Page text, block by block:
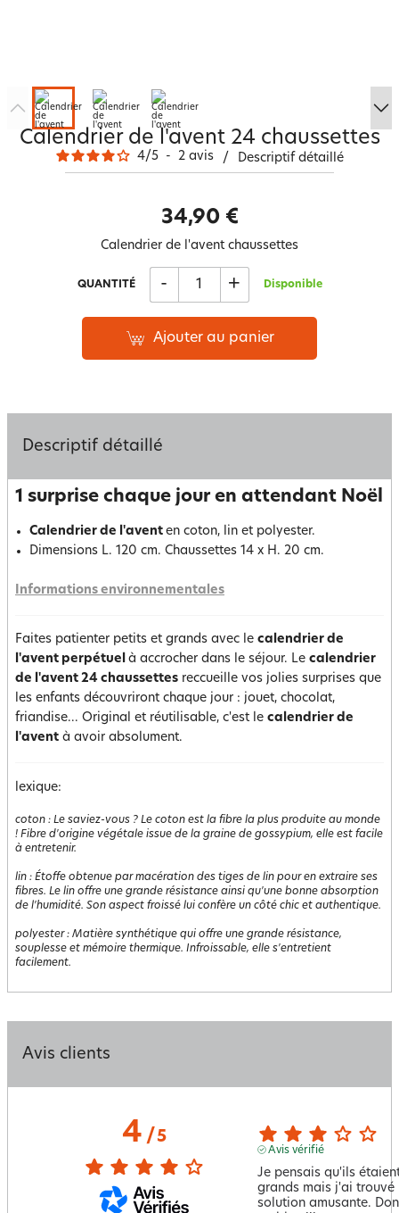
Calendrier de l'avent 24 chaussettes
4/5 - 2 avis / Descriptif détaillé
34,90 €
Calendrier de l'avent chaussettes
QUANTITÉ - + Disponible
Ajouter au panier
Descriptif détaillé
1 surprise chaque jour en attendant Noël
Calendrier de l'avent en coton, lin et polyester.
Dimensions L. 120 cm. Chaussettes 14 x H. 20 cm.
Informations environnementales
Faites patienter petits et grands avec le calendrier de
l'avent perpétuel à accrocher dans le séjour. Le calendrier
de l'avent 24 chaussettes reccueille vos jolies surprises que
les enfants découvriront chaque jour : jouet, chocolat,
friandise... Original et réutilisable, c'est le calendrier de
l'avent à avoir absolument.
lexique:
coton : Le saviez-vous ? Le coton est la fibre la plus produite au monde
! Fibre d'origine végétale issue de la graine de gossypium, elle est facile
à entretenir.
lin : Étoffe obtenue par macération des tiges de lin pour en extraire ses
fibres. Le lin offre une grande résistance ainsi qu'une bonne absorption
de l'humidité. Son aspect froissé lui confère un côté chic et authentique.
polyester: Matière synthétique qui offre une grande résistance,
souplesse et mémoire thermique. Infroissable, elle s'entretient
facilement.
Avis clients
4/ 5
Avis vérifié
Je pensais qu'ils
grands mais j'ai trouvé
solution amusante.